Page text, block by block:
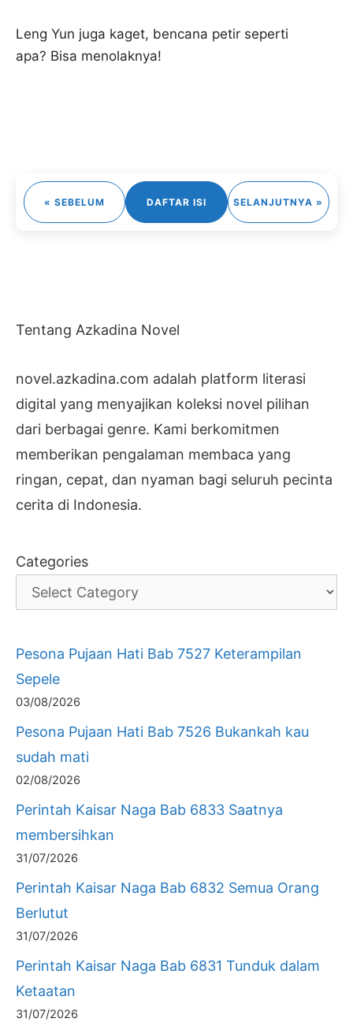
Leng Yun juga kaget, bencana petir seperti
apa? Bisa menolaknya!
« SEBELUM DAFTAR ISI SELANJUTNYA »
Tentang Azkadina Novel
novel.azkadina.com adalah platform literasi
digital yang menyajikan koleksi novel pilihan
dari berbagai genre. Kami berkomitmen
memberikan pengalaman membaca yang
ringan, cepat, dan nyaman bagi seluruh pecinta
cerita di Indonesia.
Categories
Pesona Pujaan Hati Bab 7527 Keterampilan
Sepele
03/08/2026
Pesona Pujaan Hati Bab 7526 Bukankah kau
sudah mati
02/08/2026
Perintah Kaisar Naga Bab 6833 Saatnya
membersihkan
31/07/2026
Perintah Kaisar Naga Bab 6832 Semua Orang
Berlutut
31/07/2026
Perintah Kaisar Naga Bab 6831 Tunduk dalam
Ketaatan
31/07/2026